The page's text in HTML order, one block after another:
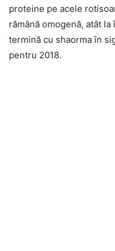
proteine pe acele
rămână omogenă, atât
termină cu shaorma în
pentru 2018.